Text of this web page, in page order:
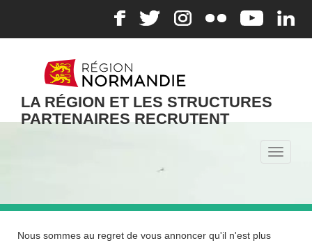
LA RÉGION ET LES STRUCTURES
PARTENAIRES RECRUTENT
Toggle
Nous sommes au regret de vous annoncer qu'il n'est plus